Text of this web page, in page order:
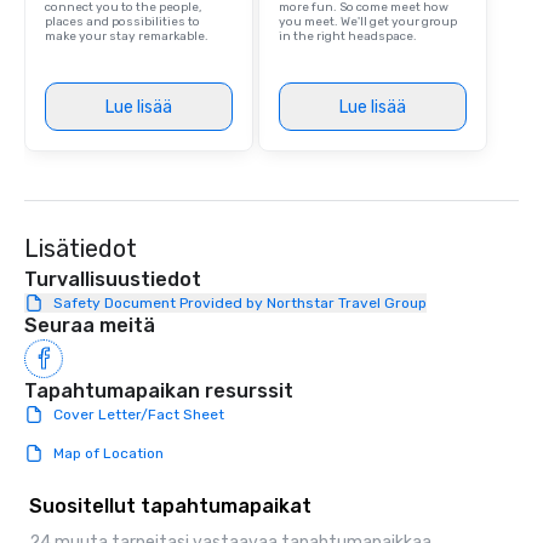
connect you to the people,
places and possibilities to
make your stay remarkable.
Lue lisää
more fun. So come meet how
you meet. We'll get your group
in the right headspace.
Lue lisää
Lisätiedot
Turvallisuustiedot
Safety Document Provided by Northstar Travel Group
Seuraa meitä
Tapahtumapaikan resurssit
Cover Letter/Fact Sheet
Map of Location
Suositellut tapahtumapaikat